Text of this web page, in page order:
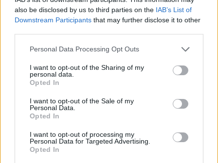
also be disclosed by us to third parties on the IAB’s List of
Downstream Participants that may further disclose it to other
Personal Data Processing Opt Outs
I want to opt-out of the Sharing of my
personal data.
Opted In
I want to opt-out of the Sale of my
Personal Data.
Opted In
I want to opt-out of processing my
Personal Data for Targeted Advertising.
Opted In
da ako sada ne skupim hrabrost da zablistam, verovatno
blizini Sevilje, gde su hiljade lampiona, zvici romantične
muzike i opšti smeh stvarali atmosferu čiste radosti u kojoj
je mlada Kristina izgledala apsolutno savršeno.
Uprkos predivnom ambijentu, unutrašnji mir me je ubrzo
napustio kada je počela večera, jer sam počela intenzivno
da osećam poglede ostalih gostiju usmerene ka mom stolu,
što me je ponovo ispunilo sumnjom i nesigurnošću. Nisam